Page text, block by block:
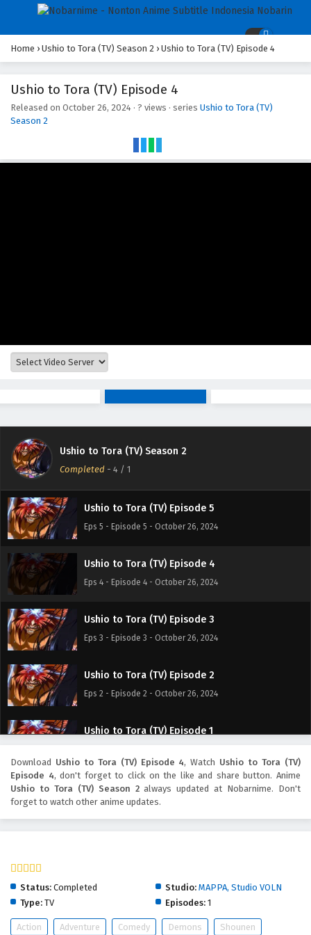
Home › Ushio to Tora (TV) Season 2 › Ushio to Tora (TV) Episode 4
Ushio to Tora (TV) Episode 4
Released on October 26, 2024 · ? views · series Ushio to Tora (TV)
Season 2
Ushio to Tora (TV) Season 2
Completed - 4 / 1
Ushio to Tora (TV) Episode 13
Eps 13 - Episode 13 - October 26, 2024
Eps 12 - Episode 12 - October 26, 2024
Eps 8 - Episode 8 - October 26, 2024
Ushio to Tora (TV) Episode 6
Eps 6 - Episode 6 - October 26, 2024
Ushio to Tora (TV) Episode 5
Eps 5 - Episode 5 - October 26, 2024
Ushio to Tora (TV) Episode 4
Eps 4 - Episode 4 - October 26, 2024
Ushio to Tora (TV) Episode 3
Eps 3 - Episode 3 - October 26, 2024
Ushio to Tora (TV) Episode 2
Eps 2 - Episode 2 - October 26, 2024
Ushio to Tora (TV) Episode 1
Download Ushio to Tora (TV) Episode 4, Watch Ushio to Tora (TV)
Episode 4, don't forget to click on the like and share button. Anime
Ushio to Tora (TV) Season 2always updated at Nobarnime. Don't
forget to watch other anime updates.
Status: Completed Studio: MAPPA, Studio VOLN
Type: TV Episodes: 1
Action Adventure Comedy Demons
Shounen